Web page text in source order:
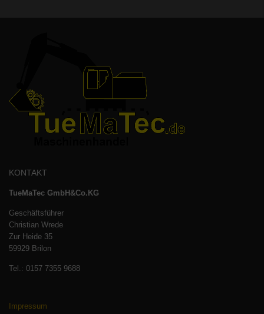
KONTAKT
TueMaTec GmbH&Co.KG
Geschäftsführer
Christian Wrede
Zur Heide 35
59929 Brilon
Tel.: 0157 7355 9688
Impressum